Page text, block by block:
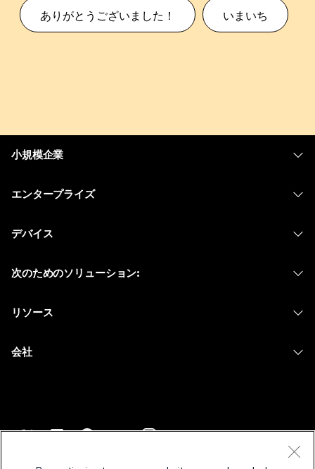
ありがとうございました！ いまいち
小規模企業
エンタープライズ
Meetings
デバイス
次のためのソリューション:
非営利
リソース
会社
セールスに問い合わせ